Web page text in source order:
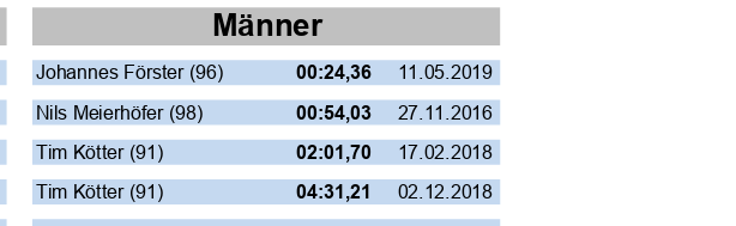
Johannes Förster (96) 00:24,36
11.05.2019
Nils Meierhöfer (98) 00:54,03
27.11.2016
Tim Kötter (91) 02:01,70
17.02.2018
Tim Kötter (91) 04:31,21
02.12.2018
Männer